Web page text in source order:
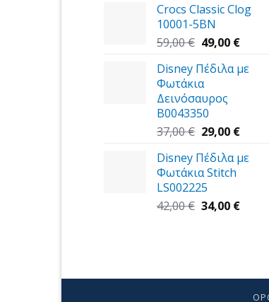
was:
45,00 €.
τιμή
39,00
Crocs Classic Clog
10001-5BN
59,00€ Original
was:
59,00 €.
49,00 €Η
τιμή
Disney Πέδιλα με
Φωτάκια
Δεινόσαυρος
B0043350
37,00€ Original
was:
37,00 €.
29,00 €Η
τιμή
Disney Πέδιλα με
Φωτάκια Stitch
LS002225
42,00€ Original
34,00 €Η